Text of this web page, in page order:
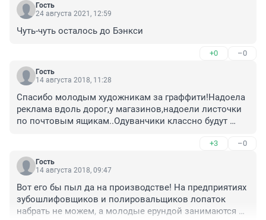
Гость
24 августа 2021, 12:59
Чуть-чуть осталось до Бэнкси
+0 –0
Гость
14 августа 2018, 11:28
Спасибо молодым художникам за граффити!Надоела
реклама вдоль дорог,у магазинов,надоели листочки
по почтовым ящикам..Одуванчики классно будут
на красоту!Ведь идя по тротуарам,мы смотрим под
ноги,чтобы не сломать их,а тут даже остановиться
можно и полюбоваться..Ребята,это же расходы на
+3 –0
Гость
14 августа 2018, 09:47
Вот его бы пыл да на производстве! На предприятиях
зубошлифовщиков и полировальщиков лопаток
набрать не можем, а молодые ерундой занимаются